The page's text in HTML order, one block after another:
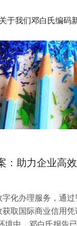
关于我们邓白氏编码
：助力企业高
化办理服务，通
取国际商业信用